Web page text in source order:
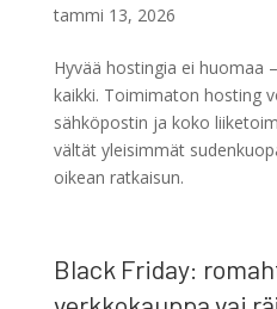
tammi 13, 2026
Hyvää hostingia ei huomaa
kaikki. Toimimaton hosting
sähköpostin ja koko
vältät yleisimmät
oikean ratkaisun.
Black Friday: